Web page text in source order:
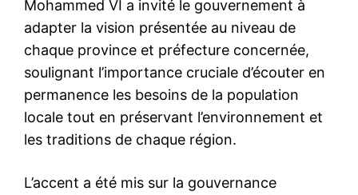
Mohammed VI a invité le gouvernement à
adapter la vision présentée au niveau de
chaque province et préfecture concernée,
soulignant l’importance cruciale d’écouter en
permanence les besoins de la population
locale tout en préservant l’environnement et
les traditions de chaque région.
L’accent a été mis sur la gouvernance